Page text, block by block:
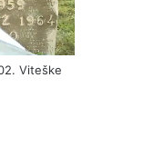
Viteške